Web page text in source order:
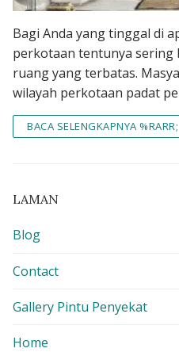
Bagi Anda yang tinggal di
perkotaan tentunya sering
ruang yang terbatas.
wilayah perkotaan padat
BACA SELENGKAPNYA %RARR;
LAMAN
Blog
Contact
Gallery Pintu Penyekat
Home